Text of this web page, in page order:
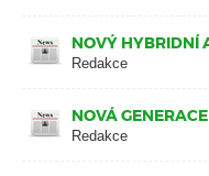
NOVÝ HYBRIDNÍ
Redakce
NOVÁ
Redakce